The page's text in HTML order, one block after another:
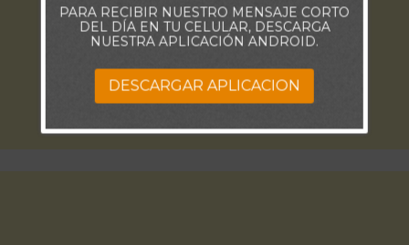
PARA RECIBIR NUESTRO MENSAJE CORTO
DEL DÍA EN TU CELULAR, DESCARGA
NUESTRA APLICACIÓN ANDROID.
DESCARGAR APLICACION